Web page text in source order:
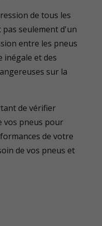
de tous les
seulement d'un
entre les pneus
et des
sur la
de vérifier
vos pneus pour
de votre
de vos pneus et